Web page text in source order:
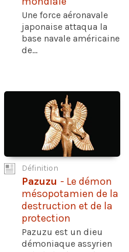
Une force aéronavale
japonaise attaqua la
base navale américaine
de...
Définition
Pazuzu - Le démon
mésopotamien de la
destruction et de la
protection
Pazuzu est un dieu
démoniaque assyrien